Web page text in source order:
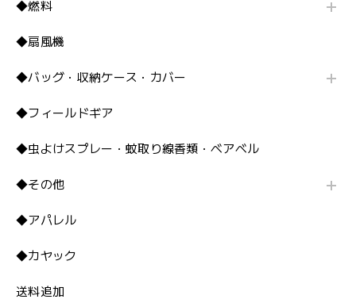
◆燃料
◆扇風機
◆バッグ・収納ケース・カバー
◆フィールドギア
◆虫よけスプレー・蚊取り線香類・ベアベル
◆その他
◆アパレル
◆カヤック
送料追加